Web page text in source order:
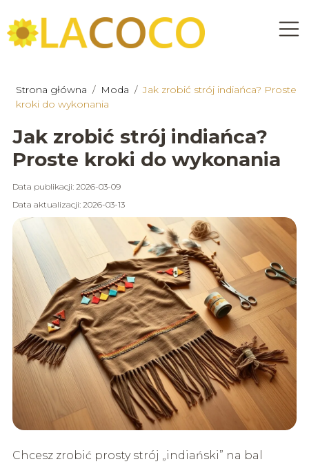
Strona główna / Moda /Jak zrobić strój indiańca? Proste
kroki do wykonania
Jak zrobić strój indiańca?
Proste kroki do wykonania
Data publikacji: 2026-03-09
Data aktualizacji: 2026-03-13
Chcesz zrobić prosty strój „indiański” na bal